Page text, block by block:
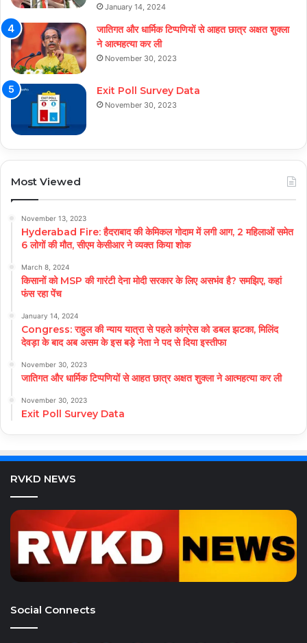
January 14, 2024
जातिगत और धार्मिक टिप्पणियों से आहत छात्र अक्षत शुक्ला
ने आत्महत्या कर ली
November 30, 2023
Exit Poll Survey Data
November 30, 2023
Most Viewed
November 13, 2023
Hyderabad Fire: हैदराबाद की केमिकल गोदाम में लगी आग, 2 महिलाओं समेत
6 लोगों की मौत, सीएम केसीआर ने व्यक्त किया शोक
March 8, 2024
किसानों को MSP की गारंटी देना मोदी सरकार के लिए असभंव है? समझिए, कहां
फंस रहा पेंच
January 14, 2024
Congress: राहुल की न्याय यात्रा से पहले कांग्रेस को डबल झटका, मिलिंद
देवड़ा के बाद अब असम के इस बड़े नेता ने पद से दिया इस्तीफा
November 30, 2023
जातिगत और धार्मिक टिप्पणियों से आहत छात्र अक्षत शुक्ला ने आत्महत्या कर ली
November 30, 2023
Exit Poll Survey Data
RVKD NEWS
Social Connects